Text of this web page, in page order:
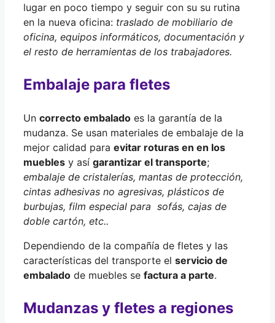
lugar en poco tiempo y seguir con su su rutina
en la nueva oficina: traslado de mobiliario de
oficina, equipos informáticos, documentación y
el resto de herramientas de los trabajadores.
Embalaje para fletes
Un correcto embalado es la garantía de la
mudanza. Se usan materiales de embalaje de la
mejor calidad para evitar roturas en en los
muebles y así garantizar el transporte;
embalaje de cristalerías, mantas de protección,
cintas adhesivas no agresivas, plásticos de
burbujas, film especial para sofás, cajas de
doble cartón, etc..
Dependiendo de la compañía de fletes y las
características del transporte el servicio de
embalado de muebles se factura a parte.
Mudanzas y fletes a regiones